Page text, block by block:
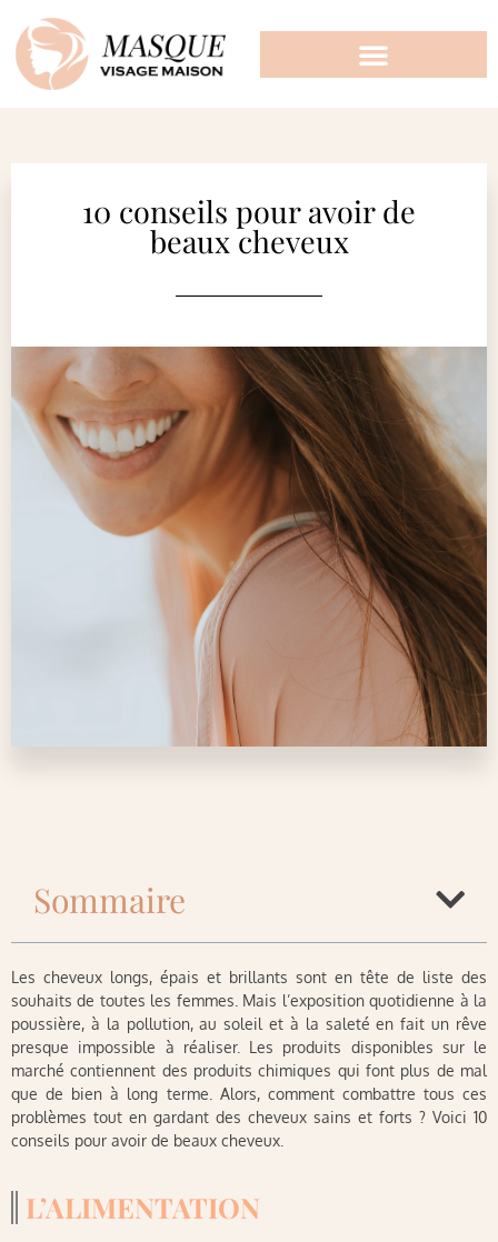
10 conseils pour avoir de
beaux cheveux
Sommaire
Les cheveux longs, épais et brillants sont en tête de liste des
souhaits de toutes les femmes. Mais l’exposition quotidienne à la
poussière, à la pollution, au soleil et à la saleté en fait un rêve
presque impossible à réaliser. Les produits disponibles sur le
marché contiennent des produits chimiques qui font plus de mal
que de bien à long terme. Alors, comment combattre tous ces
problèmes tout en gardant des cheveux sains et forts ? Voici 10
conseils pour avoir de beaux cheveux.
L’ALIMENTATION